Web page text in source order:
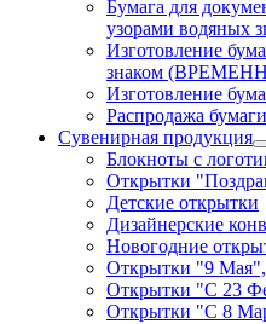
Бумага для
узорами водяных
Изготовление
знаком
Изготовление
Распродажа бумаги
Сувенирная продукция
Блокноты с
Открытки
Детские открытки
Дизайнерские
Новогодние
Открытки "9
Открытки "С 23
Открытки "С 8